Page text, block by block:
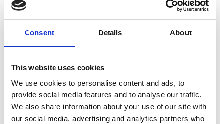
Consent Details About
This website uses cookies
We use cookies to personalise content and ads, to
provide social media features and to analyse our traffic.
We also share information about your use of our site with
our social media, advertising and analytics partners who
Suggeriti per te